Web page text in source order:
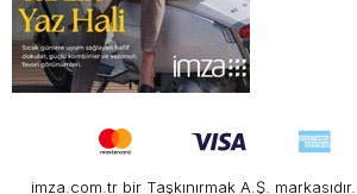
imza.com.tr bir Taşkınırmak A.Ş.